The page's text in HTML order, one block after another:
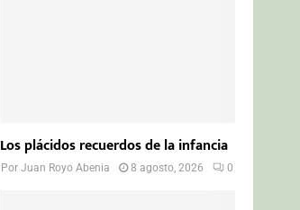
Los plácidos recuerdos de la infancia
PorJuan Royo Abenia 8 agosto, 2026 0